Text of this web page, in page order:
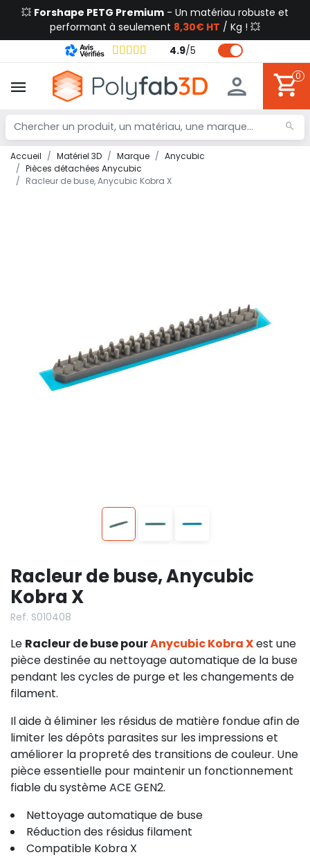
💥 Forshape PETG Premium - Un matériau robuste et
performant à seulement 8,30€ HT / Kg ! 💥
4.9/5
0
Accueil Matériel 3D Marque
Anycubic
Pièces détachées Anycubic
Racleur de buse, Anycubic Kobra X
Racleur de buse, Anycubic
Kobra X
Ref. S010408
Le Racleur de buse pourAnycubic Kobra Xest une
pièce destinée au nettoyage automatique de la buse
pendant les cycles de purge et les changements de
filament.
Il aide à éliminer les résidus de matière fondue afin de
limiter les dépôts parasites sur les impressions et
améliorer la propreté des transitions de couleur. Une
pièce essentielle pour maintenir un fonctionnement
fiable du système ACE GEN2.
Nettoyage automatique de buse
Réduction des résidus filament
Compatible Kobra X